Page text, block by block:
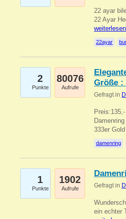
22 ayar
22 Ayar
weiterlesen
22ayar
2
Punkte
80076
Aufrufe
Größe :
Gefragt in
333er
damenring
1
Punkte
1902
Aufrufe Gefragt in
ein echter